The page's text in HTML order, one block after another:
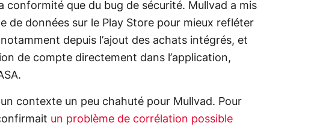
conformité que du bug de sécurité. Mullvad a mis
de données sur le Play Store pour mieux refléter
depuis l’ajout des achats intégrés, et
de compte directement dans l’application,
contexte un peu chahuté pour Mullvad. Pour
un problème de corrélation possible